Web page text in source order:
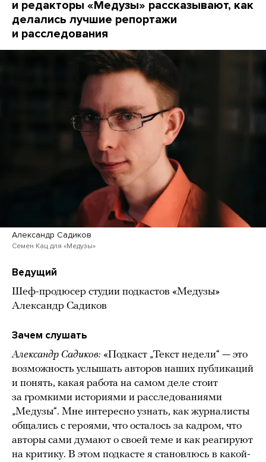
и редакторы «Медузы» рассказывают, как
делались лучшие репортажи
и расследования
Александр Садиков
Семен Кац для «Медузы»
Ведущий
Шеф-продюсер студии подкастов «Медузы»
Александр Садиков
Зачем слушать
Александр Садиков: «Подкаст „Текст недели“ — это
возможность услышать авторов наших публикаций
и понять, какая работа на самом деле стоит
за громкими историями и расследованиями
„Медузы“. Мне интересно узнать, как журналисты
общались с героями, что осталось за кадром, что
авторы сами думают о своей теме и как реагируют
на критику. В этом подкасте я становлюсь в какой-